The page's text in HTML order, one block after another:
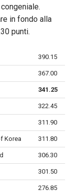
in fondo alla
punti.
390.15
367.00
341.25
322.45
311.90
Korea 311.80
306.30
301.50
276.85